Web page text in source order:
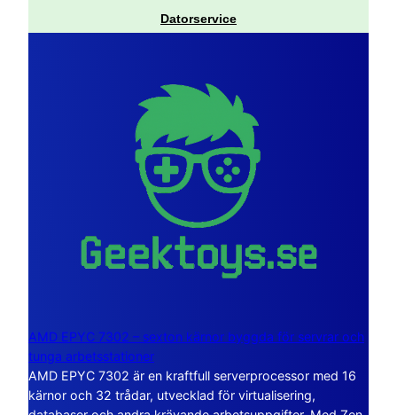
Datorservice
AMD EPYC 7302 – sexton kärnor byggda för servrar och
tunga arbetsstationer
AMD EPYC 7302 är en kraftfull serverprocessor med 16
kärnor och 32 trådar, utvecklad för virtualisering,